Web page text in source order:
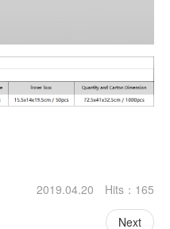
2019.04.20 Hits： 165
Next